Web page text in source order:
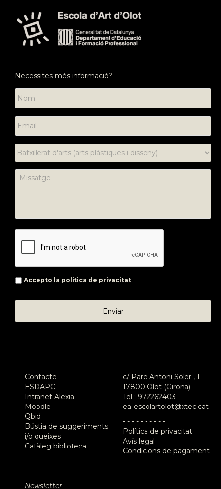
Necessites més informació?
Accepto la política de privacitat
- - - - - - - - - -
Contacte
ESDAPC
Intranet Alexia
Moodle
Qbid
Bústia de suggeriments
i/o queixes
Catàleg biblioteca
- - - - - - - - - -
Newsletter
- - - - - - - - - -
c/ Pare Antoni Soler , 1
17800 Olot (Girona)
Tel : 972262403
ea-escolartolot@xtec.cat
- - - - - - - - - -
Política de privacitat
Avís legal
Condicions de pagament